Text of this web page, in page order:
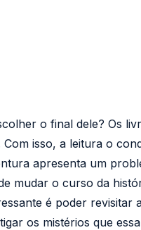
o final dele? Os
isso, a leitura o
apresenta um
mudar o curso da
é poder
os mistérios que